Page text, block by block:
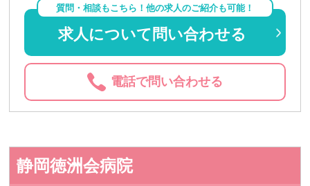
質問・相談もこちら！他の求人のご紹介も可能！
求人について問い合わせる
電話で問い合わせる
静岡徳洲会病院